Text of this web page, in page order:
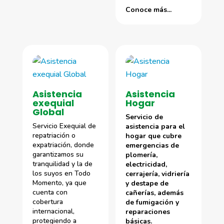
Conoce más...
Asistencia
exequial
Global
Servicio Exequial de
repatriación o
expatriación, donde
garantizamos su
tranquilidad y la de
los suyos en Todo
Momento, ya que
cuenta con
cobertura
internacional,
protegiendo a
Asistencia
Hogar
Servicio de
asistencia para el
hogar que cubre
emergencias de
plomería,
electricidad,
cerrajería, vidriería
y destape de
cañerías, además
de fumigación y
reparaciones
básicas.